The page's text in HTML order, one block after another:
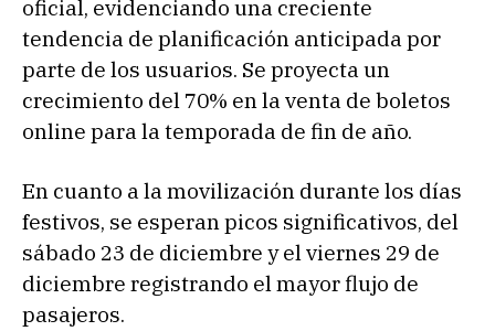
oficial, evidenciando una creciente
tendencia de planificación anticipada por
parte de los usuarios. Se proyecta un
crecimiento del 70% en la venta de boletos
online para la temporada de fin de año.
En cuanto a la movilización durante los días
festivos, se esperan picos significativos, del
sábado 23 de diciembre y el viernes 29 de
diciembre registrando el mayor flujo de
pasajeros.